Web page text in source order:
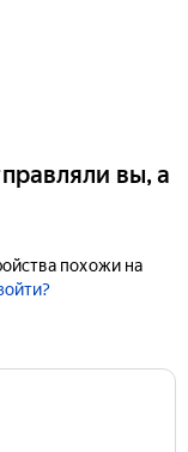
вы, а
похожи на